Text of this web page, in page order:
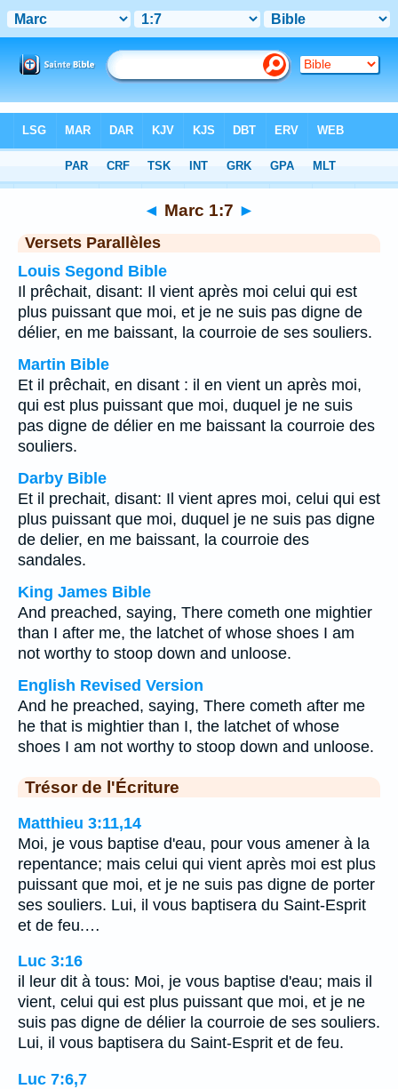
Chapitre 1> Verset 7
◄ Marc 1:7 ►
Versets Parallèles
Louis Segond Bible
Il prêchait, disant: Il vient après moi celui qui est
plus puissant que moi, et je ne suis pas digne de
délier, en me baissant, la courroie de ses souliers.
Martin Bible
Et il prêchait, en disant : il en vient un après moi,
qui est plus puissant que moi, duquel je ne suis
pas digne de délier en me baissant la courroie des
souliers.
Darby Bible
Et il prechait, disant: Il vient apres moi, celui qui est
plus puissant que moi, duquel je ne suis pas digne
de delier, en me baissant, la courroie des
sandales.
King James Bible
And preached, saying, There cometh one mightier
than I after me, the latchet of whose shoes I am
not worthy to stoop down and unloose.
English Revised Version
And he preached, saying, There cometh after me
he that is mightier than I, the latchet of whose
shoes I am not worthy to stoop down and unloose.
Trésor de l'Écriture
Matthieu 3:11,14
Moi, je vous baptise d'eau, pour vous amener à la
repentance; mais celui qui vient après moi est plus
puissant que moi, et je ne suis pas digne de porter
ses souliers. Lui, il vous baptisera du Saint-Esprit
et de feu.…
Luc 3:16
il leur dit à tous: Moi, je vous baptise d'eau; mais il
vient, celui qui est plus puissant que moi, et je ne
suis pas digne de délier la courroie de ses souliers.
Lui, il vous baptisera du Saint-Esprit et de feu.
Luc 7:6,7